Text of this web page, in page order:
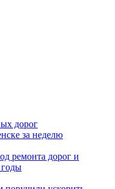
дорог
за неделю
ремонта дорог и